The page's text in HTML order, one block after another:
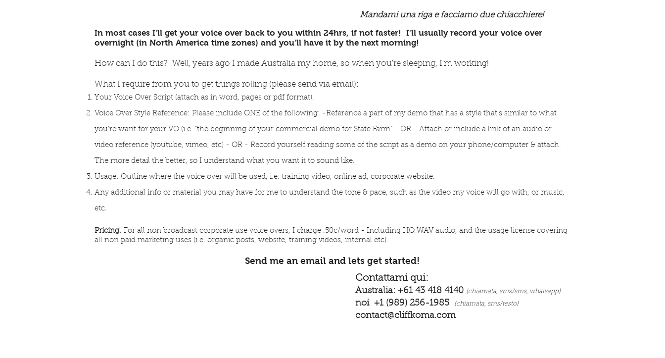
Mandami una riga e facciamo due chiacchiere!
In most cases I'll get your voice over back to you within 24hrs, if not faster! I'll usually record your voice over
overnight (in North America time zones) and you'll have it by the next morning!
How can I do this? Well, years ago I made Australia my home, so when you're sleeping, I'm working!
What I require from you to get things rolling (please send via email):
Your Voice Over Script (attach as in word, pages or pdf format).
Voice Over Style Reference: Please include ONE of the following: -Reference a part of my demo that has a style that's similar to what
you're want for your VO (i.e. "the beginning of your commercial demo for State Farm" - OR - Attach or include a link of an audio or
video reference (youtube, vimeo, etc) - OR - Record yourself reading some of the script as a demo on your phone/computer & attach.
The more detail the better, so I understand what you want it to sound like.
Usage: Outline where the voice over will be used, i.e. training video, online ad, corporate website.
Any additional info or material you may have for me to understand the tone & pace, such as the video my voice will go with, or music,
etc.
Pricing: For all non broadcast corporate use voice overs, I charge .50c/word - Including HQ WAV audio, and the usage license covering
all non paid marketing uses (i.e. organic posts, website, training videos, internal etc).
Send me an email and lets get started!
Contattami qui:
Australia: +61 43 418 4140 (chiamata, sms/sms, whatsapp)
noi +1 (989) 256-1985 (chiamata, sms/testo)
contact@cliffkoma.com